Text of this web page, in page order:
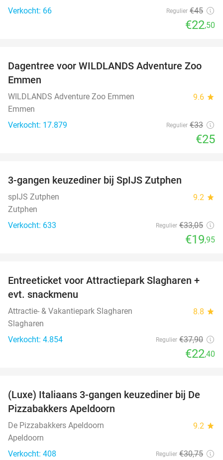
Verkocht: 66
Regulier €45
€22,50
24%
Dagentree voor WILDLANDS Adventure Zoo
Emmen
WILDLANDS Adventure Zoo Emmen 9.6 star
Emmen
Verkocht: 17.879
Regulier €33
€25
3-gangen keuzediner bij SpIJS Zutphen
spIJS Zutphen 9.2 star
Zutphen
Verkocht: 633
Regulier €33,05
€19,95
41%
Entreeticket voor Attractiepark Slagharen +
evt. snackmenu
Attractie- & Vakantiepark Slagharen 8.8 star
Slagharen
Verkocht: 4.854
Regulier €37,90
€22,40
35%
(Luxe) Italiaans 3-gangen keuzediner bij De
Pizzabakkers Apeldoorn
De Pizzabakkers Apeldoorn 9.2 star
Apeldoorn
Verkocht: 408
Regulier €30,75